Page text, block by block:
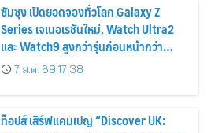
ซัมซุง เปิดยอดจองทั่วโลก Galaxy Z
Series เจเนอเรชันใหม่, Watch Ultra2
และ Watch9 สูงกว่ารุ่นก่อนหน้ากว่า
30%7 ส.ค. 69 17:38
ท็อปส์ เสิร์ฟแคมเปญ “Discover UK: